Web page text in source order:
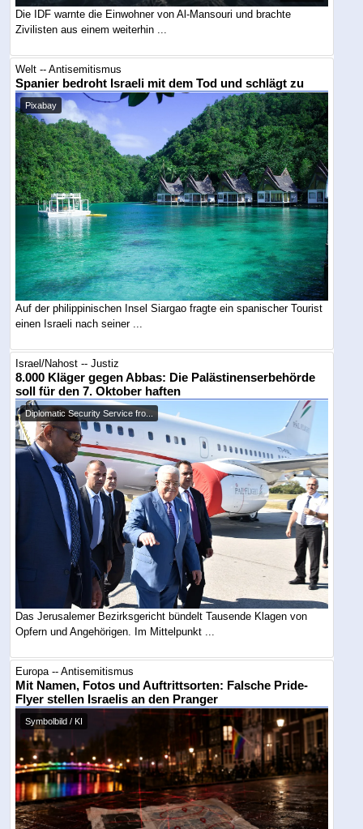
Die IDF warnte die Einwohner von Al-Mansouri und brachte
Zivilisten aus einem weiterhin ...
Welt -- Antisemitismus
Spanier bedroht Israeli mit dem Tod und schlägt zu
Pixabay
Auf der philippinischen Insel Siargao fragte ein spanischer Tourist
einen Israeli nach seiner ...
Israel/Nahost -- Justiz
8.000 Kläger gegen Abbas: Die Palästinenserbehörde
soll für den 7. Oktober haften
Diplomatic Security Service fro...
Das Jerusalemer Bezirksgericht bündelt Tausende Klagen von
Opfern und Angehörigen. Im Mittelpunkt ...
Europa -- Antisemitismus
Mit Namen, Fotos und Auftrittsorten: Falsche Pride-
Flyer stellen Israelis an den Pranger
Symbolbild / KI